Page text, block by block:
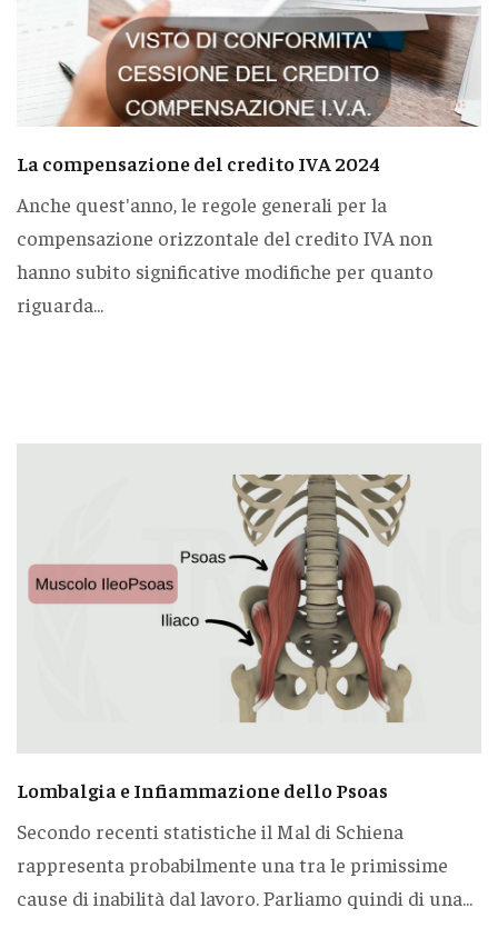
La compensazione del credito IVA 2024
Anche quest'anno, le regole generali per la
compensazione orizzontale del credito IVA non
hanno subito significative modifiche per quanto
riguarda...
Lombalgia e Infiammazione dello Psoas
Secondo recenti statistiche il Mal di Schiena
rappresenta probabilmente una tra le primissime
cause di inabilità dal lavoro. Parliamo quindi di una...